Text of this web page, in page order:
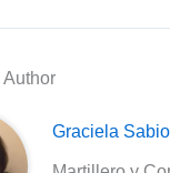
Graciela Sabio